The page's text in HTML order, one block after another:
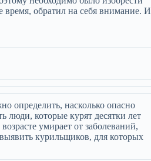
обратил на себя внимание. И
определить, насколько опасно
люди, которые курят десятки лет
умирает от заболеваний,
курильщиков, для которых